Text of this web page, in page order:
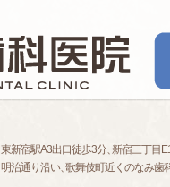
東新宿駅A3出口徒歩3分、 新宿三丁目
明治通り沿い、 歌舞伎町近くのなみ歯